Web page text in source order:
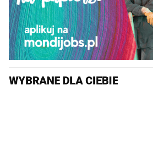
WYBRANE DLA CIEBIE